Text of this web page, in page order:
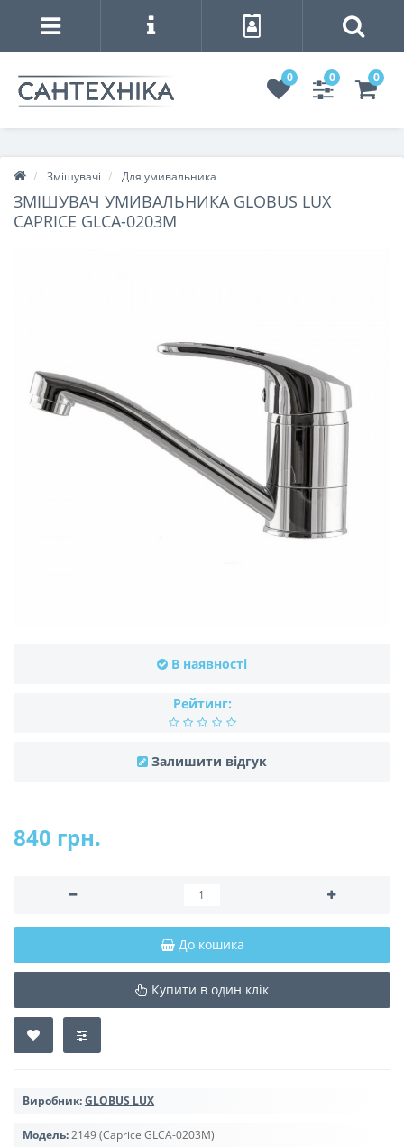
0 0 0
Змішувачі Для умивальника
ЗМІШУВАЧ УМИВАЛЬНИКА GLOBUS LUX
CAPRICE GLCA-0203M
В наявності
Рейтинг:
Залишити відгук
840 грн.
До кошика
Купити в один клік
Виробник:GLOBUS LUX
Модель:2149 (Caprice GLCA-0203M)